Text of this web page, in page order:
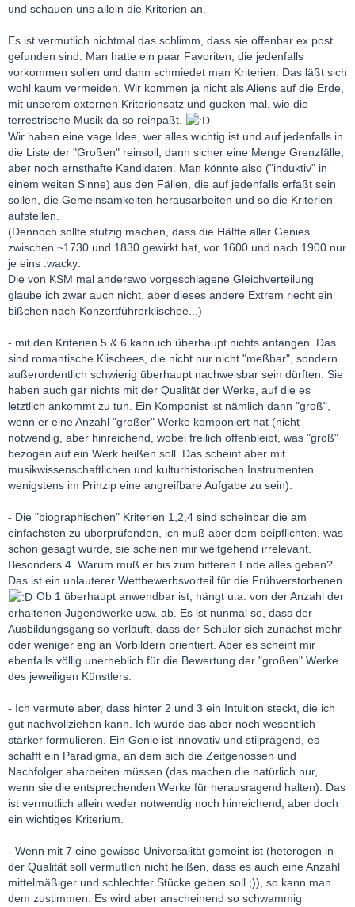
und schauen uns allein die Kriterien an.
Es ist vermutlich nichtmal das schlimm, dass sie offenbar ex post
gefunden sind: Man hatte ein paar Favoriten, die jedenfalls
vorkommen sollen und dann schmiedet man Kriterien. Das läßt sich
wohl kaum vermeiden. Wir kommen ja nicht als Aliens auf die Erde,
mit unserem externen Kriteriensatz und gucken mal, wie die
terrestrische Musik da so reinpaßt.
Wir haben eine vage Idee, wer alles wichtig ist und auf jedenfalls in
die Liste der "Großen" reinsoll, dann sicher eine Menge Grenzfälle,
aber noch ernsthafte Kandidaten. Man könnte also ("induktiv" in
einem weiten Sinne) aus den Fällen, die auf jedenfalls erfaßt sein
sollen, die Gemeinsamkeiten herausarbeiten und so die Kriterien
aufstellen.
(Dennoch sollte stutzig machen, dass die Hälfte aller Genies
zwischen ~1730 und 1830 gewirkt hat, vor 1600 und nach 1900 nur
je eins :wacky:
Die von KSM mal anderswo vorgeschlagene Gleichverteilung
glaube ich zwar auch nicht, aber dieses andere Extrem riecht ein
bißchen nach Konzertführerklischee...)
- mit den Kriterien 5 & 6 kann ich überhaupt nichts anfangen. Das
sind romantische Klischees, die nicht nur nicht "meßbar", sondern
außerordentlich schwierig überhaupt nachweisbar sein dürften. Sie
haben auch gar nichts mit der Qualität der Werke, auf die es
letztlich ankommt zu tun. Ein Komponist ist nämlich dann "groß",
wenn er eine Anzahl "großer" Werke komponiert hat (nicht
notwendig, aber hinreichend, wobei freilich offenbleibt, was "groß"
bezogen auf ein Werk heißen soll. Das scheint aber mit
musikwissenschaftlichen und kulturhistorischen Instrumenten
wenigstens im Prinzip eine angreifbare Aufgabe zu sein).
- Die "biographischen" Kriterien 1,2,4 sind scheinbar die am
einfachsten zu überprüfenden, ich muß aber dem beipflichten, was
schon gesagt wurde, sie scheinen mir weitgehend irrelevant.
Besonders 4. Warum muß er bis zum bitteren Ende alles geben?
Das ist ein unlauterer Wettbewerbsvorteil für die Frühverstorbenen
Ob 1 überhaupt anwendbar ist, hängt u.a. von der Anzahl der
erhaltenen Jugendwerke usw. ab. Es ist nunmal so, dass der
Ausbildungsgang so verläuft, dass der Schüler sich zunächst mehr
oder weniger eng an Vorbildern orientiert. Aber es scheint mir
ebenfalls völlig unerheblich für die Bewertung der "großen" Werke
des jeweiligen Künstlers.
- Ich vermute aber, dass hinter 2 und 3 ein Intuition steckt, die ich
gut nachvollziehen kann. Ich würde das aber noch wesentlich
stärker formulieren. Ein Genie ist innovativ und stilprägend, es
schafft ein Paradigma, an dem sich die Zeitgenossen und
Nachfolger abarbeiten müssen (das machen die natürlich nur,
wenn sie die entsprechenden Werke für herausragend halten). Das
ist vermutlich allein weder notwendig noch hinreichend, aber doch
ein wichtiges Kriterium.
- Wenn mit 7 eine gewisse Universalität gemeint ist (heterogen in
der Qualität soll vermutlich nicht heißen, dass es auch eine Anzahl
mittelmäßiger und schlechter Stücke geben soll ;)), so kann man
dem zustimmen. Es wird aber anscheinend so schwammig